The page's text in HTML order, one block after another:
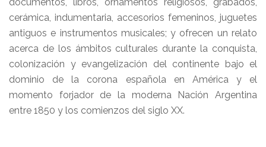
cerámica, indumentaria, accesorios femeninos, juguetes
antiguos e instrumentos musicales; y ofrecen un relato
acerca de los ámbitos culturales durante la conquista,
colonización y evangelización del continente bajo el
dominio de la corona española en América y el
momento forjador de la moderna Nación Argentina
entre 1850 y los comienzos del siglo XX.